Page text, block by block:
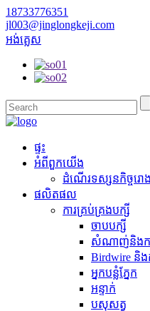
18733776351
jl003@jinglongkeji.com
អង់គ្លេស
ផ្ទះ
អំពី​ពួក​យើង
ដំណើរទស្សនកិច្ចរោ
ផលិតផល
ការគ្រប់គ្រងបក្សី
ចាបបក្សី
សំណាញ់និងក
Birdwire និ
អ្នកបន្លំភ្នែក
អន្ទាក់
បសុសត្វ